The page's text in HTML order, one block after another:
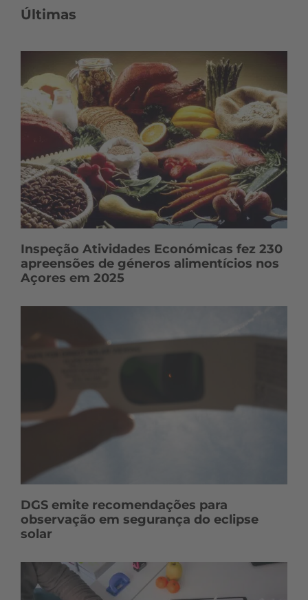
Últimas
Inspeção Atividades Económicas fez 230
apreensões de géneros alimentícios nos
Açores em 2025
DGS emite recomendações para
observação em segurança do eclipse
solar